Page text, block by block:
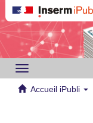
Toggle
navigation
Accueil iPubli